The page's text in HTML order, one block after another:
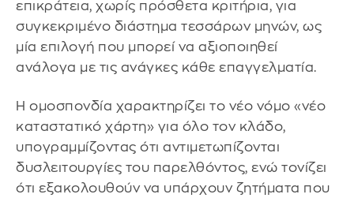
επικράτεια, χωρίς πρόσθετα κριτήρια, για
συγκεκριμένο διάστημα τεσσάρων μηνών, ως
μία επιλογή που μπορεί να αξιοποιηθεί
ανάλογα με τις ανάγκες κάθε επαγγελματία.
Η ομοσπονδία χαρακτηρίζει το νέο νόμο «νέο
καταστατικό χάρτη» για όλο τον κλάδο,
υπογραμμίζοντας ότι αντιμετωπίζονται
δυσλειτουργίες του παρελθόντος, ενώ τονίζει
ότι εξακολουθούν να υπάρχουν ζητήματα που